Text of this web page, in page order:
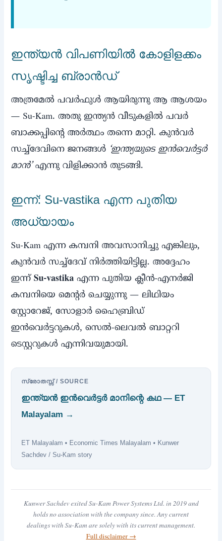
ഇന്ത്യന്‍ വിപണിയില്‍ കോളിളക്കം
സൃഷ്ടിച്ച ബ്രാന്‍ഡ്
അത്രമേല്‍ പവര്‍ഫുള്‍ ആയിരുന്നു ആ ആശയം
— Su-Kam. അതു ഇന്ത്യന്‍ വീടുകളില്‍ പവര്‍
ബാക്കപ്പിന്റെ അര്‍ത്ഥം തന്നെ മാറ്റി. കുന്‍വര്‍
സച്ച്‌ദേവിനെ ജനങ്ങള്‍ ‘ഇന്ത്യയുടെ ഇന്‍വെര്‍ട്ടര്‍
മാന്‍’എന്നു വിളിക്കാന്‍ തുടങ്ങി.
ഇന്ന്: Su-vastika എന്ന പുതിയ
അധ്യായം
Su-Kam എന്ന കമ്പനി അവസാനിച്ചു എങ്കിലും,
കുന്‍വര്‍ സച്ച്‌ദേവ് നിര്‍ത്തിയിട്ടില്ല. അദ്ദേഹം
ഇന്ന്Su-vastika എന്ന പുതിയ ക്ലീന്‍-എനര്‍ജി
കമ്പനിയെ മെന്റര്‍ ചെയ്യുന്നു — ലിഥിയം
സ്റ്റോറേജ്, സോളാര്‍ ഹൈബ്രിഡ്
ഇന്‍വെര്‍ട്ടറുകള്‍, സെല്‍-ലെവല്‍ ബാറ്ററി
ടെസ്റ്ററുകള്‍ എന്നിവയുമായി.
സ്രോതസ്സ് / SOURCE
ഇന്ത്യന്‍ ഇന്‍വെര്‍ട്ടര്‍ മാനിന്റെ കഥ — ET
Malayalam →
ET Malayalam • Economic Times Malayalam • Kunwer
Sachdev / Su-Kam story
Kunwer Sachdev exited Su-Kam Power Systems Ltd. in 2019 and
holds no association with the company since. Any current
dealings with Su-Kam are solely with its current management.
Full disclaimer →